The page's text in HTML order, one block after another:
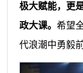
极大赋能，更
政大课。 希望
代浪潮中勇毅前